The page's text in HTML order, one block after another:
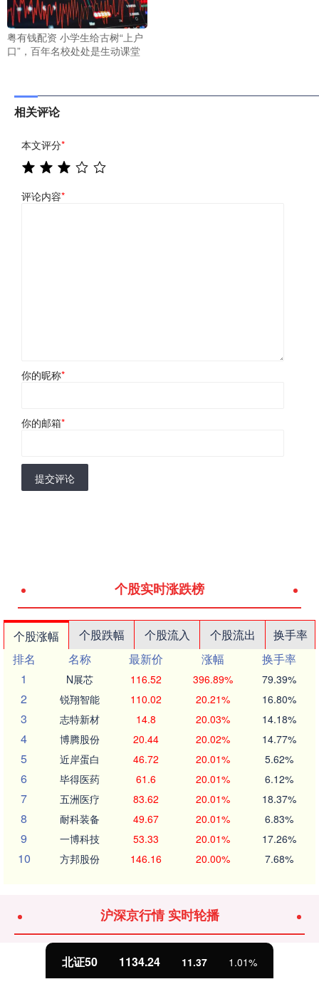
粤有钱配资 小学生给古树“上户
口”，百年名校处处是生动课堂
相关评论
本文评分*
评论内容*
你的昵称*
你的邮箱*
提交评论
个股实时涨跌榜
个股涨幅 个股跌幅 个股流入 个股流出
换手率
排名
名称 最新价 涨幅
换手率
1
N展芯 116.52 396.89% 79.39%
2 锐翔智能 110.02 20.21% 16.80%
3 志特新材 14.8 20.03% 14.18%
4 博腾股份 20.44 20.02% 14.77%
5 近岸蛋白 46.72 20.01% 5.62%
6 毕得医药 61.6 20.01% 6.12%
7 五洲医疗 83.62 20.01% 18.37%
8 耐科装备 49.67 20.01% 6.83%
9 一博科技 53.33 20.01% 17.26%
10 方邦股份 146.16 20.00% 7.68%
沪深京行情 实时轮播
北证50 1134.24 11.37 1.01%